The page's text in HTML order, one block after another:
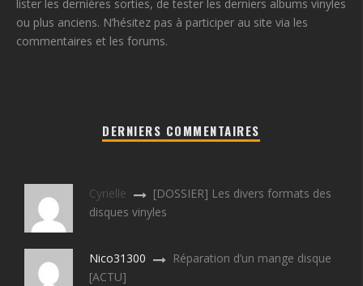
lister les dernières sorties, de tester les derniers albums vinyles
ou plus anciens. N’hésitez pas à participer au site via les
commentaires et les forums.
DERNIERS COMMENTAIRES
Cyrielle
[DOSSIER] Les divers formats des
disques vinyles
Nico31300
Réparation d’un mange disque
[ACTU]